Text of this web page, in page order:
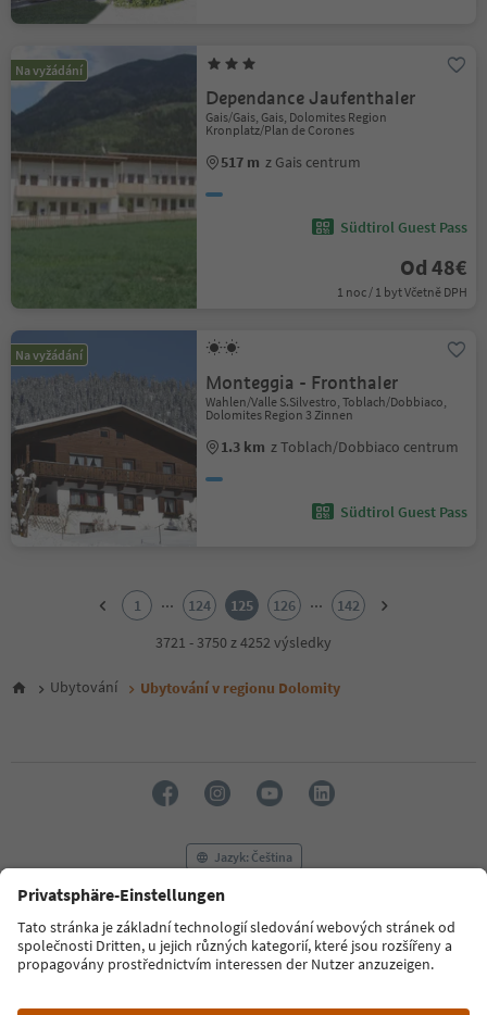
Na vyžádání
Dependance Jaufenthaler
Gais/Gais, Gais, Dolomites Region
Kronplatz/Plan de Corones
517 m z Gais centrum
Südtirol Guest Pass
Od 48€
1 noc / 1 byt Včetně DPH
Na vyžádání
Monteggia - Fronthaler
Wahlen/Valle S.Silvestro, Toblach/Dobbiaco,
Dolomites Region 3 Zinnen
1.3 km z Toblach/Dobbiaco centrum
Südtirol Guest Pass
6
16
17
18
19
21
1 ... 124 125 126 ...
142
3721 - 3750 z 4252 výsledky
Ubytování Ubytování v regionu Dolomity
Jazyk: Čeština
FAQ Kontaktujte nás Tisk
MICE
Zásady ochrany osobních údajů
Podmínky a ujednání
Tiráž